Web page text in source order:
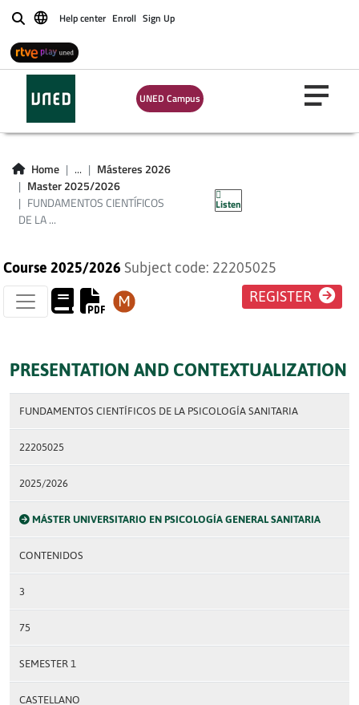
BuscarHelp center Enroll Sign Up
UNED Campus
Home ...
Másteres 2026
Master 2025/2026
FUNDAMENTOS CIENTÍFICOS
DE LA ...
Listen
FUNDAMENTOS
CIENTÍFICOS DE LA
PSICOLOGÍA
SANITARIA
Course 2025/2026 Subject code: 22205025
REGISTER
PRESENTATION AND CONTEXTUALIZATION
FUNDAMENTOS CIENTÍFICOS DE LA PSICOLOGÍA SANITARIA
22205025
2025/2026
MÁSTER UNIVERSITARIO EN PSICOLOGÍA GENERAL SANITARIA
CONTENIDOS
3
75
SEMESTER 1
CASTELLANO